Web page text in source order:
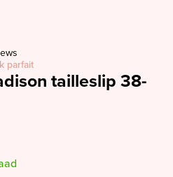
parfait
tailleslip 38-